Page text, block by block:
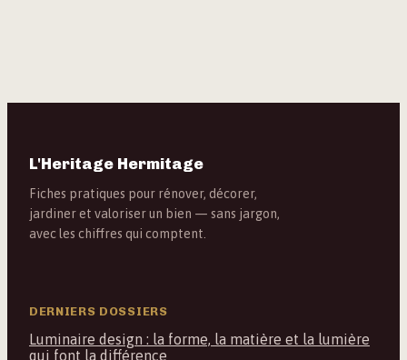
L'Heritage Hermitage
Fiches pratiques pour rénover, décorer,
jardiner et valoriser un bien — sans jargon,
avec les chiffres qui comptent.
DERNIERS DOSSIERS
Luminaire design : la forme, la matière et la lumière
qui font la différence